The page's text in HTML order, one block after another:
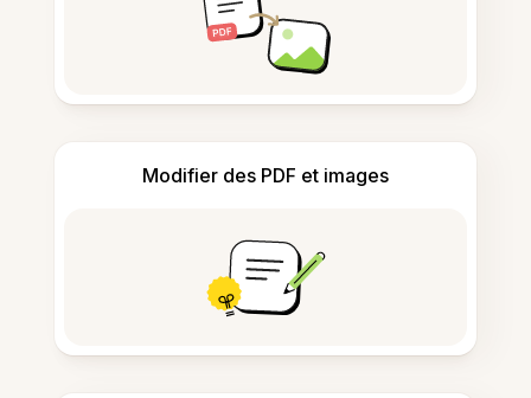
Modifier des PDF et images